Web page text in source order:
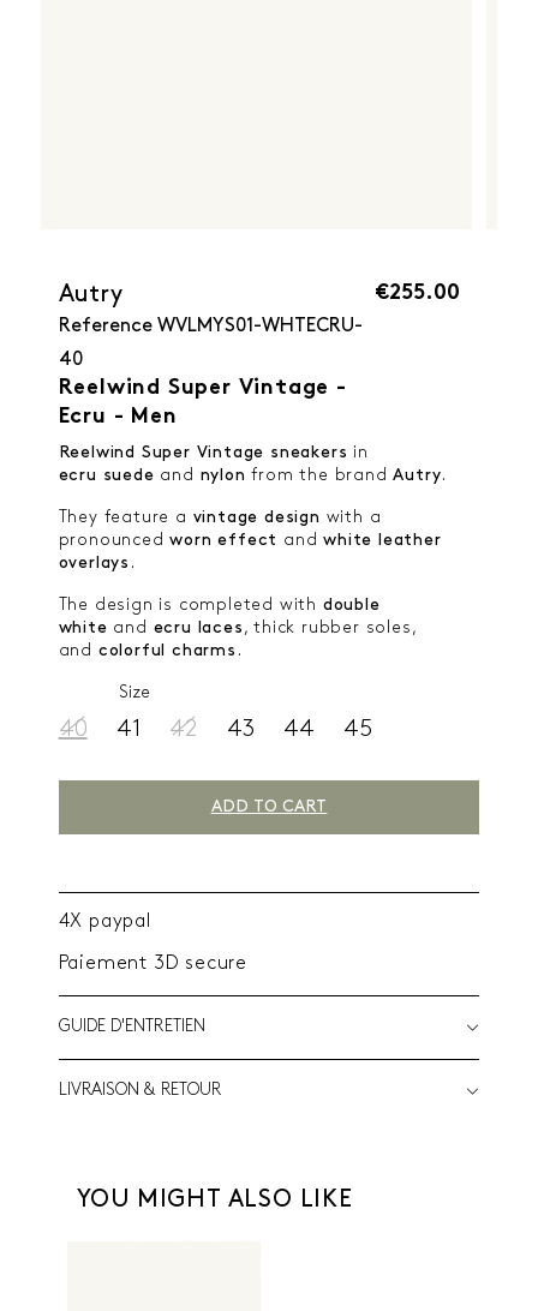
Autry
Reference WVLMYS01-WHTECRU-
40
Reelwind Super Vintage -
Ecru - Men
€255.00
Reelwind Super Vintage sneakers in
ecru suede and nylon from the brandAutry.
They feature a vintage design with a
pronouncedworn effect andwhite leather
overlays .
The design is completed with double
white and ecru laces , thick rubber soles,
and colorful charms .
Size
40 41 42 43 44 45
ADD TO CART
4X paypal
Paiement 3D secure
GUIDE D'ENTRETIEN
LIVRAISON & RETOUR
YOU MIGHT ALSO LIKE